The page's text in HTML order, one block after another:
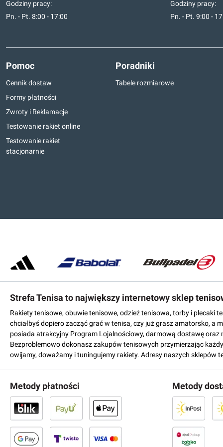
Godziny pracy:
Pn. - Pt. 8:00 - 17:00
Godziny pracy:
Pn. - Pt. 9:00 -
Pomoc
Cennik dostaw
Formy płatności
Zwroty i Reklamacje
Testowanie rakiet online
Testowanie rakiet
stacjonarnie
Poradniki
Tabele rozmiarowe
Strefa Tenisa to największy internetowy sklep
Rakiety tenisowe, obuwie tenisowe, odzież tenisowa, torby i plecaki
chciałbyś dopiero zacząć grać w tenisa, czy już grasz amatorsko, a
posiada atrakcyjny Program Lojalnościowy, darmową dostawę
Bezproblemowo dokonasz zakupów tenisowych przymierzając
owijamy, doważamy i tuningujemy rakiety. Adresy naszych sklepów
Metody płatności Metody